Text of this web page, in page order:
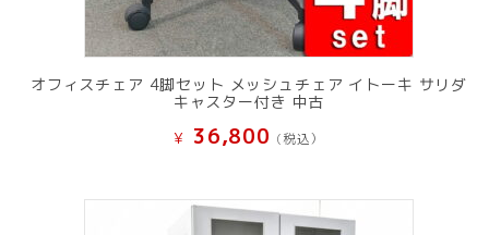
オフィスチェア 4脚セット メッシュチェア イトーキ サリダ
キャスター付き 中古
¥ 36,800 (税込）